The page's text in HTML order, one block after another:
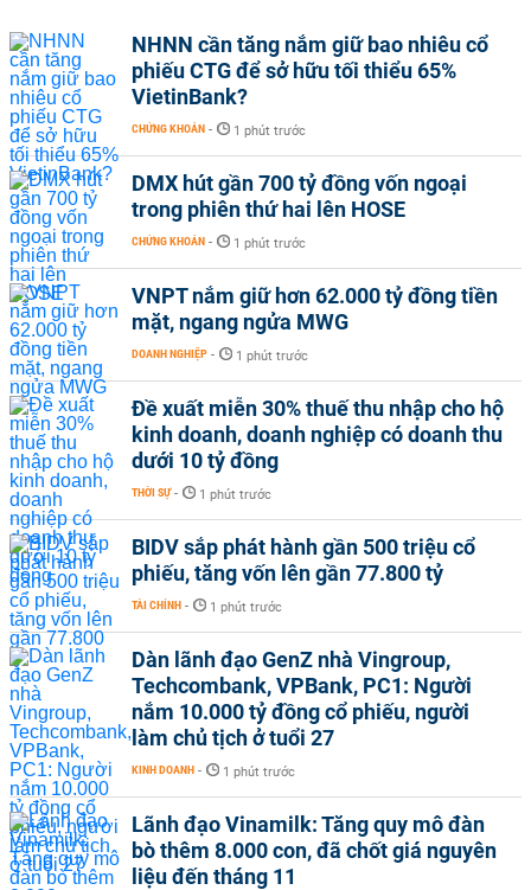
NHNN cần tăng nắm giữ bao nhiêu cổ
phiếu CTG để sở hữu tối thiểu 65%
VietinBank?
CHỨNG KHOÁN - 1 phút trước
DMX hút gần 700 tỷ đồng vốn ngoại
trong phiên thứ hai lên HOSE
CHỨNG KHOÁN - 1 phút trước
VNPT nắm giữ hơn 62.000 tỷ đồng tiền
mặt, ngang ngửa MWG
DOANH NGHIỆP - 1 phút trước
Đề xuất miễn 30% thuế thu nhập cho hộ
kinh doanh, doanh nghiệp có doanh thu
dưới 10 tỷ đồng
THỜI SỰ - 1 phút trước
BIDV sắp phát hành gần 500 triệu cổ
phiếu, tăng vốn lên gần 77.800 tỷ
TÀI CHÍNH - 1 phút trước
Dàn lãnh đạo GenZ nhà Vingroup,
Techcombank, VPBank, PC1: Người
nắm 10.000 tỷ đồng cổ phiếu, người
làm chủ tịch ở tuổi 27
KINH DOANH - 1 phút trước
Lãnh đạo Vinamilk: Tăng quy mô đàn
bò thêm 8.000 con, đã chốt giá nguyên
liệu đến tháng 11